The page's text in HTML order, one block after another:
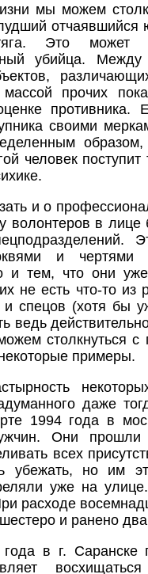
мы можем
Это может
убийца.
массой прочих
своими
человек
и о
волонтеров в
и чертями
и тем, что они
не есть что-то
и спецов (хотя бы
ведь
столкнуться с
примеры.
даже
1994 года в
Они
всех
убежать, но им
уже на
расходе
и ранено
в г. Саранске